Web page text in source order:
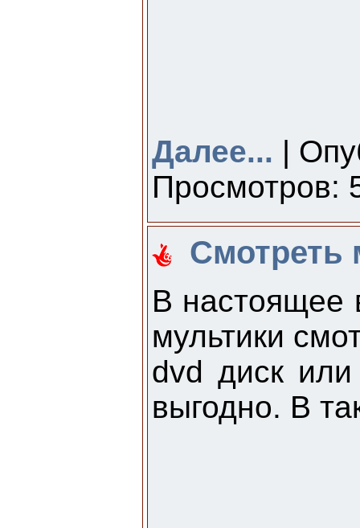
Далее... |
Просмотров:
Смотреть
В настоящее
мультики
dvd диск
выгодно. В